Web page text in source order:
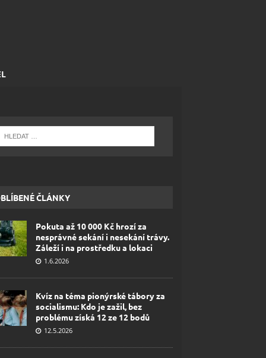
ČLÁNKY
Pokuta až 10 000 Kč hrozí za
nesprávné sekání i nesekání trávy.
Záleží i na prostředku a lokaci
1.6.2026
Kvíz na téma pionýrské tábory za
socialismu: Kdo je zažil, bez
problému získá 12 ze 12 bodů
12.5.2026